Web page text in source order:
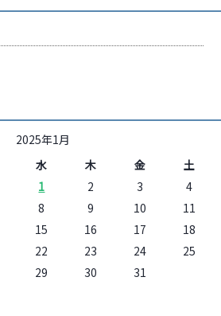
2025年1月
水 木 金 土
1 2 3
4
8 9 10
11
15 16 17
18
22 23 24
25
29 30 31